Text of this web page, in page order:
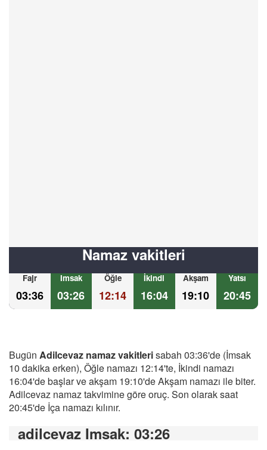
Namaz vakitleri
Fajr
03:36
Imsak
03:26
Öğle
12:14
İkindi
16:04
Akşam
19:10
Yatsı
20:45
Bugün Adilcevaz namaz vakitlerisabah 03:36'de (İmsak
10 dakika erken), Öğle namazı 12:14'te, İkindi namazı
16:04'de başlar ve akşam 19:10'de Akşam namazı ile biter.
Adilcevaz namaz takvimine göre oruç. Son olarak saat
20:45'de İça namazı kılınır.
adilcevaz Imsak: 03:26